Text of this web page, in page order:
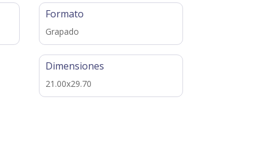
Formato
Grapado
Dimensiones
21.00x29.70